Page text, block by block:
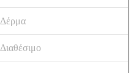
Δέρμα
Διαθέσιμο